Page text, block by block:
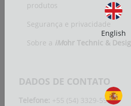
produtos
Segurança e privacidade
Sobre a iMohr Technic &
DADOS DE CONTATO
Telefone: +55 (54) 3329-5930
English